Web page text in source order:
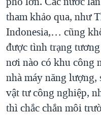
tham khảo qua, như
Indonesia,… cũng
được tình trạng
nơi nào có khu công
nhà máy năng lượng,
vật tư công nghiệp,
thì chắc chắn môi